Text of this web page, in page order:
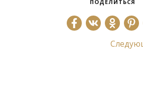
ПОДЕЛИТЬСЯ